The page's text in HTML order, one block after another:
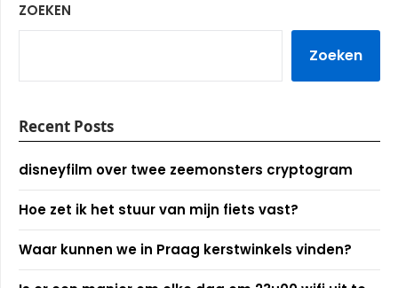
ZOEKEN
Zoeken
Recent Posts
disneyfilm over twee zeemonsters cryptogram
Hoe zet ik het stuur van mijn fiets vast?
Waar kunnen we in Praag kerstwinkels vinden?